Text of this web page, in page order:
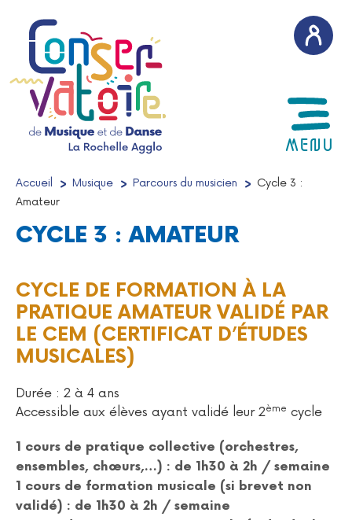
MENU
Accueil Musique Parcours du musicien
Cycle 3 :
Amateur
CYCLE 3 : AMATEUR
CYCLE DE FORMATION À LA
PRATIQUE AMATEUR VALIDÉ PAR
LE CEM (CERTIFICAT D’ÉTUDES
MUSICALES)
Durée : 2 à 4 ans
Accessible aux élèves ayant validé leur 2ème cycle
1 cours de pratique collective (orchestres,
ensembles, chœurs,…) : de 1h30 à 2h / semaine
1 cours de formation musicale (si brevet non
validé) : de 1h30 à 2h / semaine